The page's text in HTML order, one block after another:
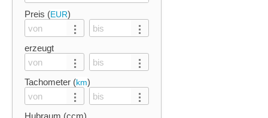
Preis (EUR)
erzeugt
Tachometer (km)
Hubraum (ccm)